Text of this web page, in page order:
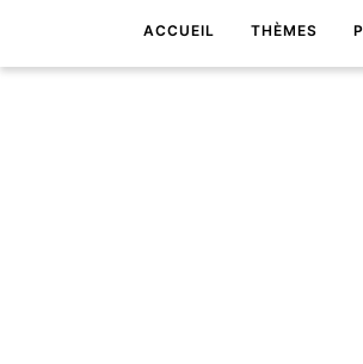
ACCUEIL THÈMES